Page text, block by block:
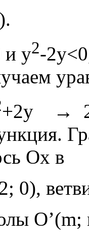
и у2-
+2у →
Ох в
0),